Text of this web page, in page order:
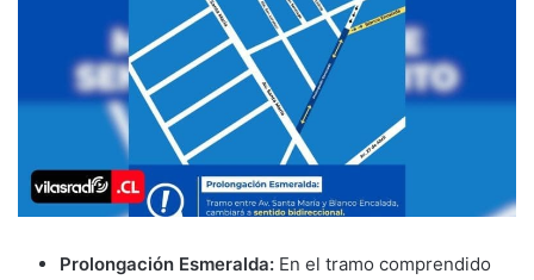
Prolongación Esmeralda: En el tramo comprendido